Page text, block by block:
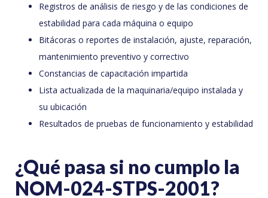
Registros de análisis de riesgo y de las condiciones de
estabilidad para cada máquina o equipo
Bitácoras o reportes de instalación, ajuste, reparación,
mantenimiento preventivo y correctivo
Constancias de capacitación impartida
Lista actualizada de la maquinaria/equipo instalada y
su ubicación
Resultados de pruebas de funcionamiento y estabilidad
¿Qué pasa si no cumplo la
NOM-024-STPS-2001?